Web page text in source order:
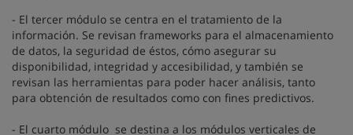
- El tercer módulo se centra en el tratamiento de la
información. Se revisan frameworks para el almacenamiento
de datos, la seguridad de éstos, cómo asegurar su
disponibilidad, integridad y accesibilidad, y también se
revisan las herramientas para poder hacer análisis, tanto
para obtención de resultados como con fines predictivos.
- El cuarto módulo se destina a los módulos verticales de